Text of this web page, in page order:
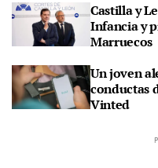
Castilla y
Infancia y
Marruecos
Un joven
conductas
Vinted